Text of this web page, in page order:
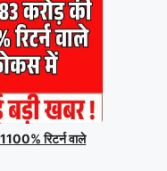
रिटर्न वाले